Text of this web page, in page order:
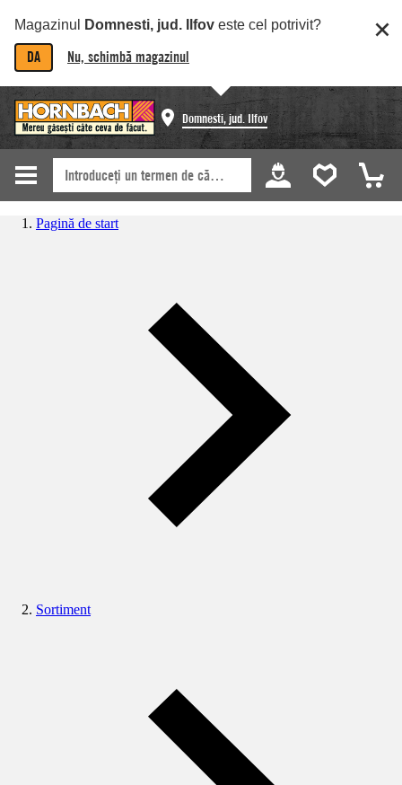
Magazinul Domnesti, jud. Ilfov este cel potrivit?
DA Nu, schimbă magazinul
Domnesti, jud. Ilfov
Pagină de start
Sortiment